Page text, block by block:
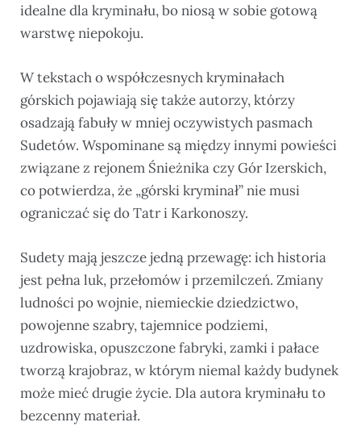
idealne dla kryminału, bo niosą w sobie gotową
warstwę niepokoju.
W tekstach o współczesnych kryminałach
górskich pojawiają się także autorzy, którzy
osadzają fabuły w mniej oczywistych pasmach
Sudetów. Wspominane są między innymi powieści
związane z rejonem Śnieżnika czy Gór Izerskich,
co potwierdza, że „górski kryminał” nie musi
ograniczać się do Tatr i Karkonoszy.
Sudety mają jeszcze jedną przewagę: ich historia
jest pełna luk, przełomów i przemilczeń. Zmiany
ludności po wojnie, niemieckie dziedzictwo,
powojenne szabry, tajemnice podziemi,
uzdrowiska, opuszczone fabryki, zamki i pałace
tworzą krajobraz, w którym niemal każdy budynek
może mieć drugie życie. Dla autora kryminału to
bezcenny materiał.